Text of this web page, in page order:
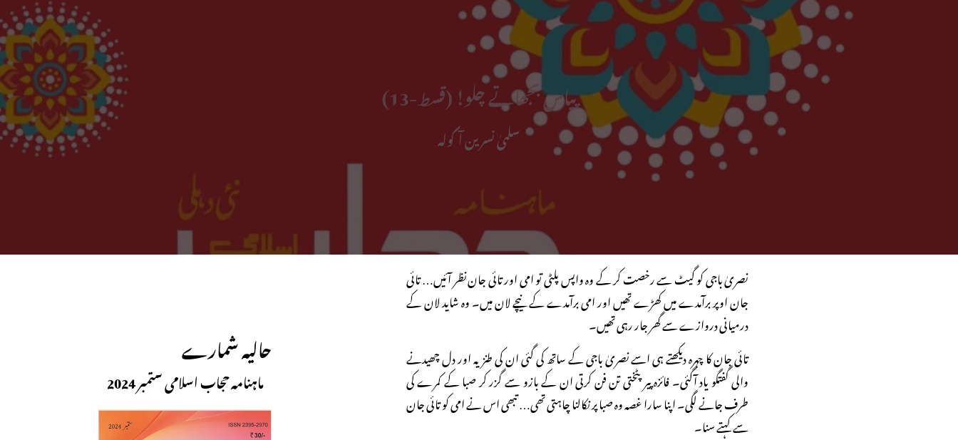
پیاس بجھاتے چلو! (قسط-13)
سلمیٰ نسرین آکولہ
نصریٰ باجی کو گیٹ سے رخصت کر کے وہ واپس پلٹی تو امی اور تائی جان نظر آئیں… تائی
جان اوپر برآمدے میں کھڑے تھیں اور امی برآمدے کے نیچے لان میں۔ وہ شاید لان کے
درمیانی دروازے سے گھر جار رہی تھیں۔
تائی جان کا چہرہ دیکھتے ہی اسے نصریٰ باجی کے ساتھ کی گئی ان کی طنزیہ اور دل چھیدنے
والی گفتگو یاد آگئی۔ فائزہ پیر پٹختی تن فن کرتی ان کے بازو سے گزر کر صبا کے کمرے کی
طرف جانے لگی۔ اپنا سارا غصہ وہ صبا پر نکالنا چاہتی تھی… تبھی اس نے امی کو تائی جان
سے کہتے سنا۔
حالیہ شمارے
ماہنامہ حجاب اسلامی ستمبر 2024